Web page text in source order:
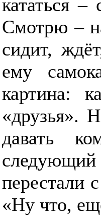
кататься
Смотрю –
сидит,
ему
картина:
«друзья».
давать
перестали
«Ну что,